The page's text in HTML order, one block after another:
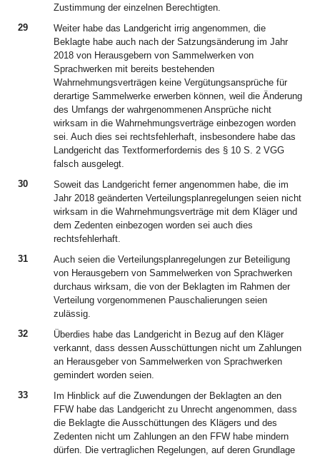
Zustimmung der einzelnen Berechtigten.
29
Weiter habe das Landgericht irrig angenommen, die
Beklagte habe auch nach der Satzungsänderung im Jahr
2018 von Herausgebern von Sammelwerken von
Sprachwerken mit bereits bestehenden
Wahrnehmungsverträgen keine Vergütungsansprüche für
derartige Sammelwerke erwerben können, weil die Änderung
des Umfangs der wahrgenommenen Ansprüche nicht
wirksam in die Wahrnehmungsverträge einbezogen worden
sei. Auch dies sei rechtsfehlerhaft, insbesondere habe das
Landgericht das Textformerfordernis des § 10 S. 2 VGG
falsch ausgelegt.
30
Soweit das Landgericht ferner angenommen habe, die im
Jahr 2018 geänderten Verteilungsplanregelungen seien nicht
wirksam in die Wahrnehmungsverträge mit dem Kläger und
dem Zedenten einbezogen worden sei auch dies
rechtsfehlerhaft.
31
Auch seien die Verteilungsplanregelungen zur Beteiligung
von Herausgebern von Sammelwerken von Sprachwerken
durchaus wirksam, die von der Beklagten im Rahmen der
Verteilung vorgenommenen Pauschalierungen seien
zulässig.
32
Überdies habe das Landgericht in Bezug auf den Kläger
verkannt, dass dessen Ausschüttungen nicht um Zahlungen
an Herausgeber von Sammelwerken von Sprachwerken
gemindert worden seien.
33
Im Hinblick auf die Zuwendungen der Beklagten an den
FFW habe das Landgericht zu Unrecht angenommen, dass
die Beklagte die Ausschüttungen des Klägers und des
Zedenten nicht um Zahlungen an den FFW habe mindern
dürfen. Die vertraglichen Regelungen, auf deren Grundlage